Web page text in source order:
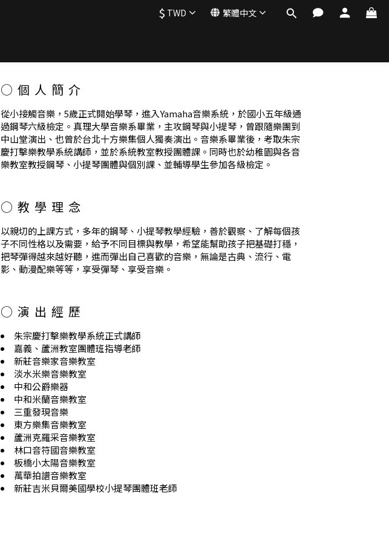
$ TWD 繁體中文
○個人簡介
從小接觸音樂，5歲正式開始學琴，進入Yamaha音樂系統，於國小五年級通
過鋼琴六級檢定。真理大學音樂系畢業，主攻鋼琴與小提琴，曾跟隨樂團到
中山堂演出、也曾於台北十方樂集個人獨奏演出。音樂系畢業後，考取朱宗
慶打擊樂教學系統講師，並於系統教室教授團體課。同時也於幼稚園與各音
樂教室教授鋼琴、小提琴團體與個別課、並輔導學生參加各級檢定。
○教學理念
以親切的上課方式，多年的鋼琴、小提琴教學經驗，善於觀察、了解每個孩
子不同性格以及需要，給予不同目標與教學，希望能幫助孩子把基礎打穩，
把琴彈得越來越好聽，進而彈出自己喜歡的音樂，無論是古典、流行、電
影、動漫配樂等等，享受彈琴、享受音樂。
○演出經歷
朱宗慶打擊樂教學系統正式講師
嘉義、蘆洲教室團體班指導老師
新莊音樂家音樂教室
淡水米樂音樂教室
中和公爵樂器
中和米蘭音樂教室
三重發現音樂
東方樂集音樂教室
蘆洲克羅采音樂教室
林口音符國音樂教室
板橋小太陽音樂教室
萬華拍譜音樂教室
新莊吉米貝爾美國學校小提琴團體班老師